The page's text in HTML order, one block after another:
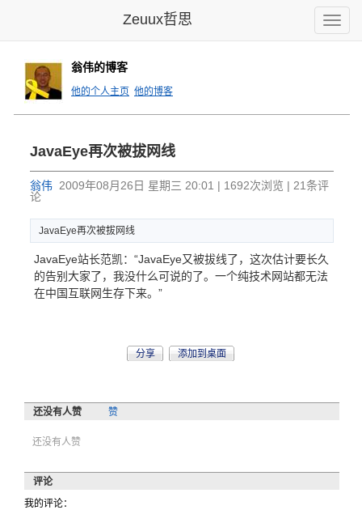
Toggle
Zeuux哲思
翁伟的博客
他的个人主页 他的博客
JavaEye再次被拔网线
翁伟 2009年08月26日 星期三 20:01 | 1692次浏览 | 21条评
论
JavaEye再次被拔网线
JavaEye站长范凯：“JavaEye又被拔线了，这次估计要长久
的告别大家了，我没什么可说的了。一个纯技术网站都无法
在中国互联网生存下来。”
分享 添加到桌面
还没有人赞 赞
还没有人赞
评论
我的评论：